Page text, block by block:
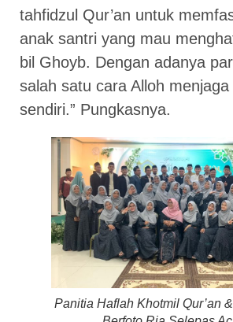
tahfidzul Qur’an untuk
anak santri yang mau
bil Ghoyb. Dengan adanya
salah satu cara Alloh menjaga
sendiri.” Pungkasnya.
Panitia Haflah Khotmil Qur’an